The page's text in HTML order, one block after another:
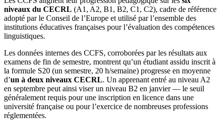
niveaux du CECRL (A1, A2, B1, B2, C1, C2), cadre de référence
adopté par le Conseil de l’Europe et utilisé par l’ensemble des
institutions éducatives françaises pour l’évaluation des compétences
linguistiques.
Les données internes des CCFS, corroborées par les résultats aux
examens de fin de semestre, montrent qu’un étudiant assidu inscrit à
la formule S20 (un semestre, 20 h/semaine) progresse en moyenne
d’un à deux niveaux CECRL. Un apprenant entré au niveau A2
en septembre peut ainsi viser un niveau B2 en janvier — le seuil
généralement requis pour une inscription en licence dans une
université française ou pour l’exercice de nombreuses professions
réglementées.